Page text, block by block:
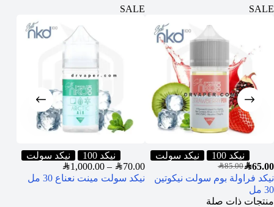
SALE
نيكد 100 نيكد سولت
SAR85.00SAR65.00
نيكد فراولة بوم سولت نيكوتين
30 مل
SALE
نيكد 100
نيكد سولت
SAR70.00
–
SAR1,000.00
نيكد سولت مينت نعناع 30 مل
منتجات ذات صلة